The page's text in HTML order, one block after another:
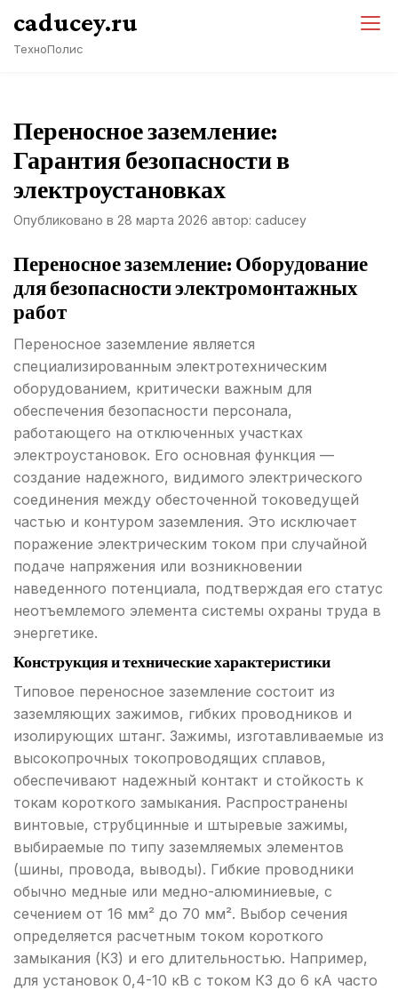
Перейти
содержимому
caducey.ru
ТехноПолис
Переносное заземление:
Гарантия безопасности в
электроустановках
Опубликовано в 28 марта 2026 автор: caducey
Переносное заземление: Оборудование
для безопасности электромонтажных
работ
Переносное заземление является
специализированным электротехническим
оборудованием, критически важным для
обеспечения безопасности персонала,
работающего на отключенных участках
электроустановок. Его основная функция —
создание надежного, видимого электрического
соединения между обесточенной токоведущей
частью и контуром заземления. Это исключает
поражение электрическим током при случайной
подаче напряжения или возникновении
наведенного потенциала, подтверждая его статус
неотъемлемого элемента системы охраны труда в
энергетике.
Конструкция и технические характеристики
Типовое переносное заземление состоит из
заземляющих зажимов, гибких проводников и
изолирующих штанг. Зажимы, изготавливаемые из
высокопрочных токопроводящих сплавов,
обеспечивают надежный контакт и стойкость к
токам короткого замыкания. Распространены
винтовые, струбцинные и штыревые зажимы,
выбираемые по типу заземляемых элементов
(шины, провода, выводы). Гибкие проводники
обычно медные или медно-алюминиевые, с
сечением от 16 мм² до 70 мм². Выбор сечения
определяется расчетным током короткого
замыкания (КЗ) и его длительностью. Например,
для установок 0,4-10 кВ с током КЗ до 6 кА часто